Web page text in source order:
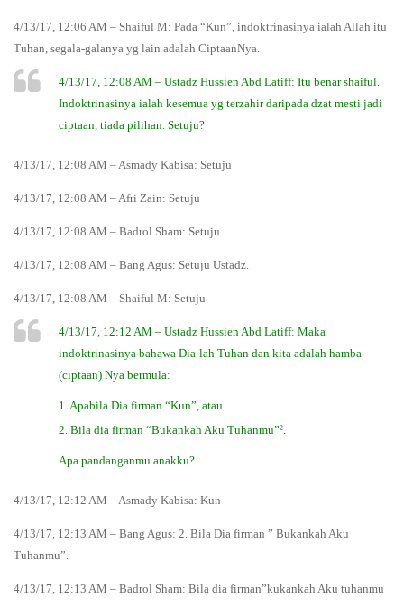
4/13/17, 12:06 AM – Shaiful M: Pada “Kun”, indoktrinasinya ialah Allah itu
Tuhan, segala-galanya yg lain adalah CiptaanNya.
4/13/17, 12:08 AM – Ustadz Hussien Abd Latiff: Itu benar shaiful.
Indoktrinasinya ialah kesemua yg terzahir daripada dzat mesti jadi
ciptaan, tiada pilihan. Setuju?
4/13/17, 12:08 AM – Asmady Kabisa: Setuju
4/13/17, 12:08 AM – Afri Zain: Setuju
4/13/17, 12:08 AM – Badrol Sham: Setuju
4/13/17, 12:08 AM – Bang Agus: Setuju Ustadz.
4/13/17, 12:08 AM – Shaiful M: Setuju
4/13/17, 12:12 AM – Ustadz Hussien Abd Latiff: Maka
indoktrinasinya bahawa Dia-lah Tuhan dan kita adalah hamba
(ciptaan) Nya bermula:
1. Apabila Dia firman “Kun”, atau
2. Bila dia firman “Bukankah Aku Tuhanmu”2.
Apa pandanganmu anakku?
4/13/17, 12:12 AM – Asmady Kabisa: Kun
4/13/17, 12:13 AM – Bang Agus: 2. Bila Dia firman ” Bukankah Aku
Tuhanmu”.
4/13/17, 12:13 AM – Badrol Sham: Bila dia firman”kukankah Aku tuhanmu